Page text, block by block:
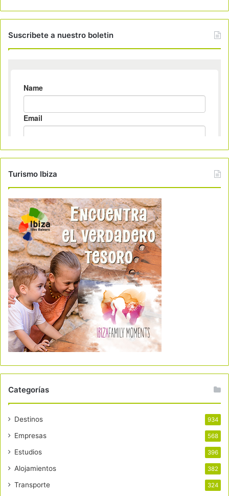
Suscribete a nuestro boletin
Turismo Ibiza
Categorías
Destinos 934
Empresas 568
Estudios 396
Alojamientos 382
Transporte 324